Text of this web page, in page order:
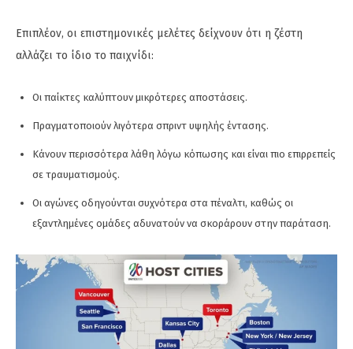
Επιπλέον, οι επιστημονικές μελέτες δείχνουν ότι η ζέστη
αλλάζει το ίδιο το παιχνίδι:
Οι παίκτες καλύπτουν μικρότερες αποστάσεις.
Πραγματοποιούν λιγότερα σπριντ υψηλής έντασης.
Κάνουν περισσότερα λάθη λόγω κόπωσης και είναι πιο επιρρεπείς
σε τραυματισμούς.
Οι αγώνες οδηγούνται συχνότερα στα πέναλτι, καθώς οι
εξαντλημένες ομάδες αδυνατούν να σκοράρουν στην παράταση.